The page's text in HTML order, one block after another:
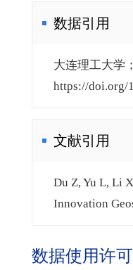
数据引用
大连理工大学
https://doi.org/
文献引用
Du Z, Yu L, Li
Innovation
数据使用许